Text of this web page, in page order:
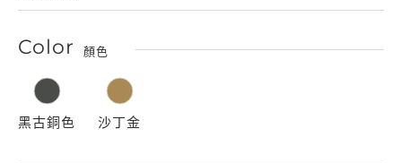
Color 顏色
黑古銅色 沙丁金